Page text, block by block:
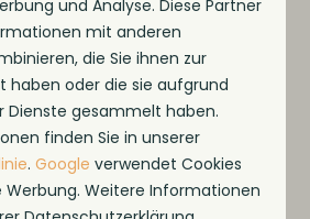
Sie gemeinsam
Einrichtungen
und Analyse. Diese Partner
mit anderen
die Sie ihnen zur
haben oder die sie aufgrund
Dienste gesammelt haben.
finden Sie in unserer
.Google verwendet Cookies
Werbung. Weitere Informationen